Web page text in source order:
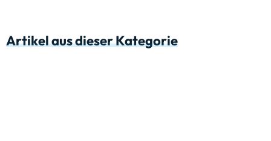
Artikel aus dieser Kategorie